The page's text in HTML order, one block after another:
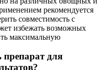
рекомендуется
совместимость с
избежать возможных
максимальную
препарат для